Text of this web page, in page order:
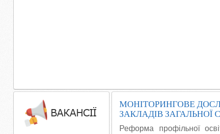
МОНІТОРИНГОВЕ
ЗАКЛАДІВ ЗАГАЛЬНОЇ
Реформа профільної